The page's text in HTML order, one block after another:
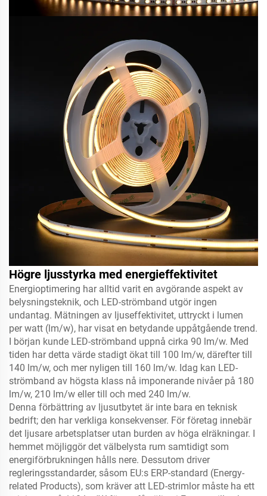
Högre ljusstyrka med energieffektivitet
Energioptimering har alltid varit en avgörande aspekt av
belysningsteknik, och LED-strömband utgör ingen
undantag. Mätningen av ljuseffektivitet, uttryckt i lumen
per watt (lm/w), har visat en betydande uppåtgående trend.
I början kunde LED-strömband uppnå cirka 90 lm/w. Med
tiden har detta värde stadigt ökat till 100 lm/w, därefter till
140 lm/w, och mer nyligen till 160 lm/w. Idag kan LED-
strömband av högsta klass nå imponerande nivåer på 180
lm/w, 210 lm/w eller till och med 240 lm/w.
Denna förbättring av ljusutbytet är inte bara en teknisk
bedrift; den har verkliga konsekvenser. För företag innebär
det ljusare arbetsplatser utan burden av höga elräkningar. I
hemmet möjliggör det välbelysta rum samtidigt som
energiförbrukningen hålls nere. Dessutom driver
regleringsstandarder, såsom EU:s ERP-standard (Energy-
related Products), som kräver att LED-strimlor måste ha ett